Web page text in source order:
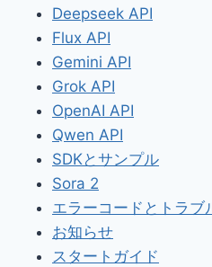
Deepseek API
Flux API
Gemini API
Grok API
OpenAI API
Qwen API
SDKとサンプル
Sora 2
エラーコードとトラブ
お知らせ
スタートガイド